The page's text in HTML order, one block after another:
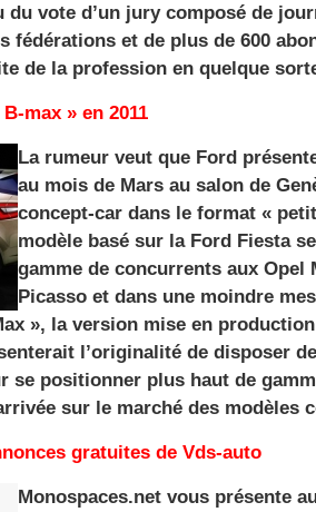
du vote d’un jury composé de
fédérations et de plus de 600
de la profession en quelque
max » en 2011
La rumeur veut que Ford
au mois de Mars au salon de
concept-car dans le format «
modèle basé sur la Ford Fiesta
gamme de concurrents aux Opel
Picasso et dans une moindre
», la version mise en
l’originalité de disposer
se positionner plus haut de
sur le marché des modèles
gratuites de Vds-auto
Monospaces.net vous présente